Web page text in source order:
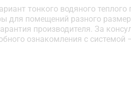
тонкого водяного
для помещений разного
производителя. За
ознакомления с системой